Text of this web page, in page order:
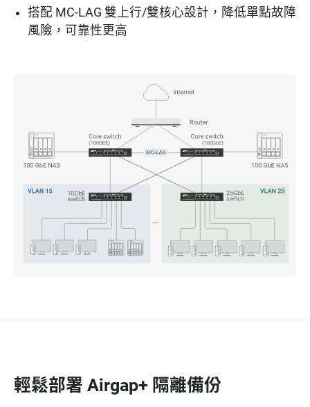
搭配 MC-LAG 雙上行/雙核心設計，降低單點故障
風險，可靠性更高
輕鬆部署 Airgap+ 隔離備份